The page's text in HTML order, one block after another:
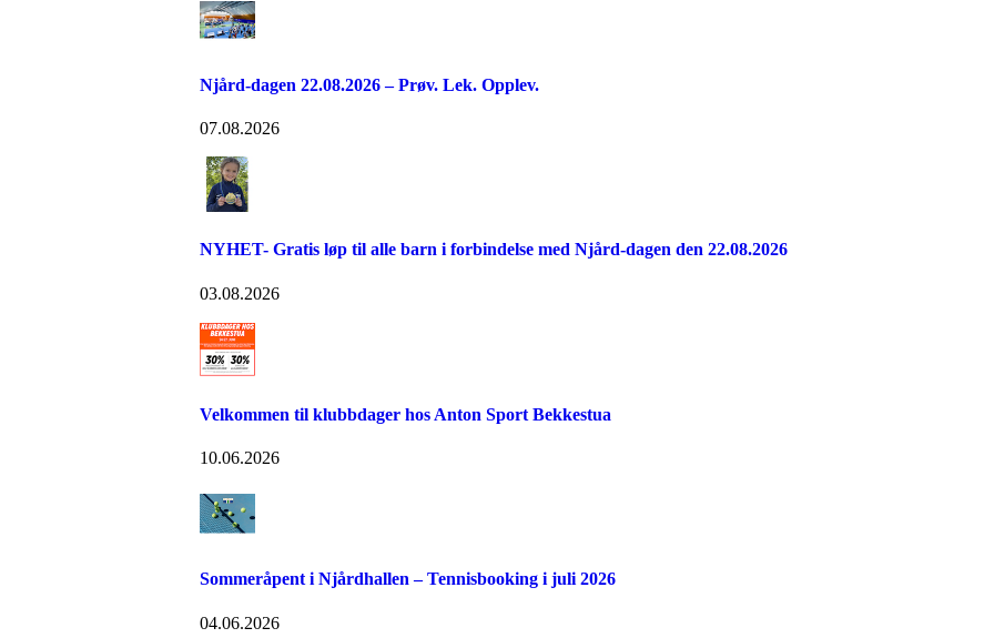
Njård-dagen 22.08.2026 – Prøv. Lek. Opplev.
07.08.2026
NYHET- Gratis løp til alle barn i forbindelse med Njård-dagen den 22.08.2026
03.08.2026
Velkommen til klubbdager hos Anton Sport Bekkestua
10.06.2026
Sommeråpent i Njårdhallen – Tennisbooking i juli 2026
04.06.2026